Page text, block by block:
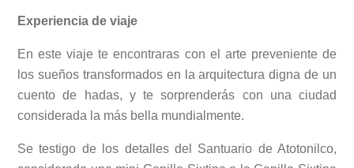
Experiencia de viaje
En este viaje te encontraras con el arte preveniente de
los sueños transformados en la arquitectura digna de un
cuento de hadas, y te sorprenderás con una ciudad
considerada la más bella mundialmente.
Se testigo de los detalles del Santuario de Atotonilco,